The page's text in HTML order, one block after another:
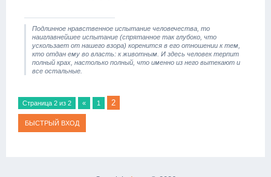
Подлинное нравственное испытание человечества, то
наиглавнейшее испытание (спрятанное так глубоко, что
ускользает от нашего взора) коренится в его отношении к тем,
кто отдан ему во власть: к животным. И здесь человек терпит
полный крах, настолько полный, что именно из него вытекают и
все остальные.
Страница 2 из 2 « 1 2